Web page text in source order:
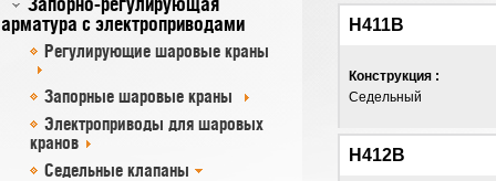
арматура с электроприводами
Регулирующие шаровые краны
Запорные шаровые краны
Электроприводы для шаровых
кранов
Седельные клапаны
Н411В
Конструкция :
Седельный
Н412В